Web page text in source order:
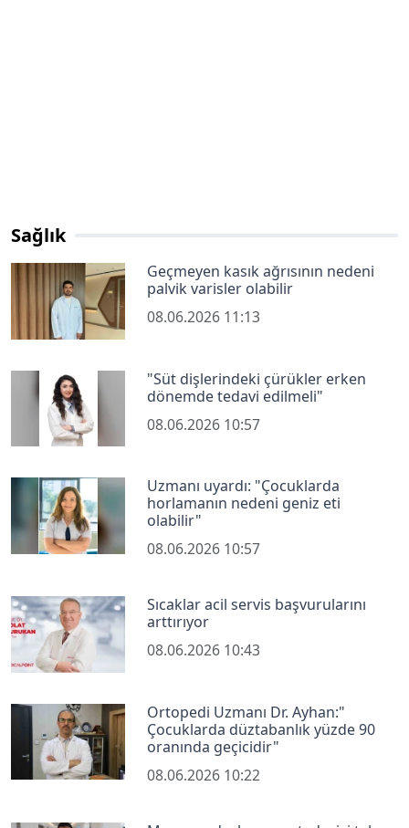
Sağlık
Geçmeyen kasık ağrısının nedeni
palvik varisler olabilir
08.06.2026 11:13
"Süt dişlerindeki çürükler erken
dönemde tedavi edilmeli"
08.06.2026 10:57
Uzmanı uyardı: "Çocuklarda
horlamanın nedeni geniz eti
olabilir"
08.06.2026 10:57
Sıcaklar acil servis başvurularını
arttırıyor
08.06.2026 10:43
Ortopedi Uzmanı Dr. Ayhan:"
Çocuklarda düztabanlık yüzde 90
oranında geçicidir"
08.06.2026 10:22